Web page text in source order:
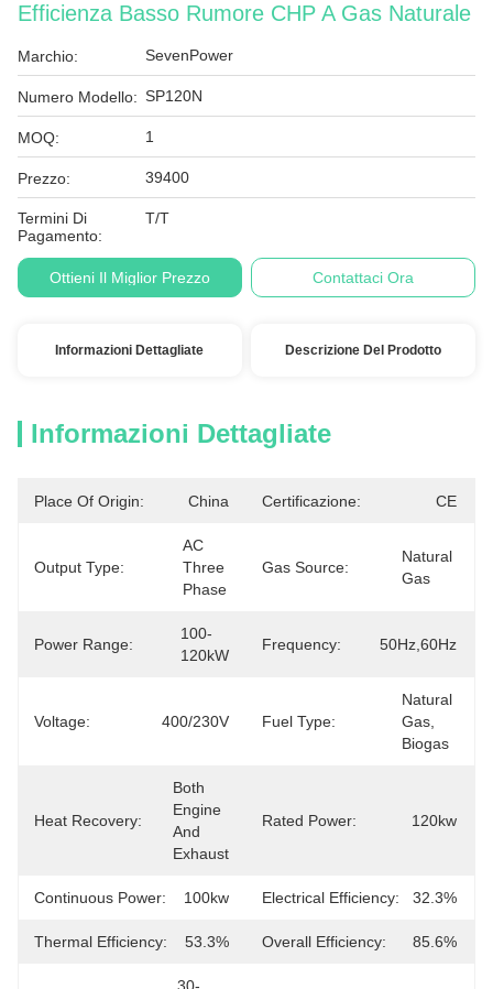
Efficienza Basso Rumore CHP A Gas Naturale
Marchio: SevenPower
Numero Modello: SP120N
MOQ: 1
Prezzo: 39400
Termini Di
Pagamento:
T/T
Ottieni Il Miglior Prezzo Contattaci Ora
Informazioni Dettagliate Descrizione Del Prodotto
Informazioni Dettagliate
Place Of Origin: China Certificazione: CE
Output Type:
AC
Three
Phase
Gas Source:
Natural
Gas
Power Range:
100-
120kW
Frequency: 50Hz,60Hz
Voltage: 400/230V Fuel Type:
Natural
Gas,
Biogas
Heat Recovery:
Both
Engine
And
Exhaust
Rated Power: 120kw
Continuous Power: 100kw Electrical Efficiency: 32.3%
Thermal Efficiency: 53.3% Overall Efficiency: 85.6%